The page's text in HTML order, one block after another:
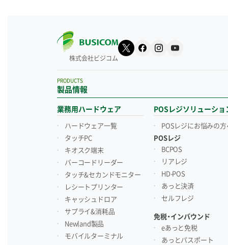
株式会社ビジコム
製品情報
PRODUCTS
業務用ハードウェア
ハードウェア一覧
タッチPC
キオスク端末
バーコードリーダー
タッチ&セカンドモニター
レシートプリンター
キャッシュドロア
サプライ&消耗品
Newland製品
モバイルターミナル
POSレジソリューショ
POSレジにお悩みの方
POSレジ
BCPOS
リアレジ
HD-POS
あっと決済
セルフレジ
免税・インバウンド
eあっと免税
あっとパスポート